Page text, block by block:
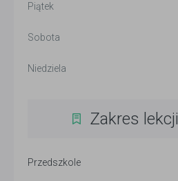
Piątek
Sobota
Niedziela
Zakres lekcji
Przedszkole